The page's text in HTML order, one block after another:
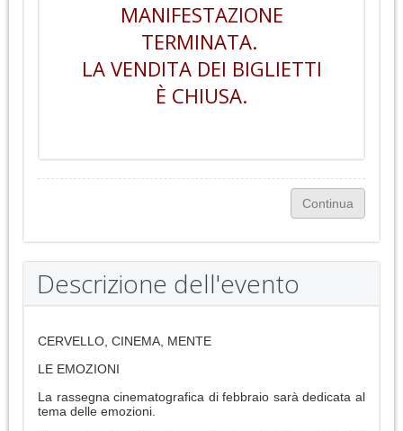
MANIFESTAZIONE
TERMINATA.
LA VENDITA DEI BIGLIETTI
È CHIUSA.
Descrizione dell'evento
CERVELLO, CINEMA, MENTE
LE EMOZIONI
La rassegna cinematografica di febbraio sarà dedicata al
tema delle emozioni.